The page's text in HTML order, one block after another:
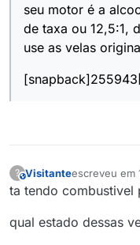
seu motor é a
de taxa ou 12,5:1,
use as velas
?This user is from outside of this forum
Visitanteescreveu em
última edição
ta tendo combustivel
qual estado dessas